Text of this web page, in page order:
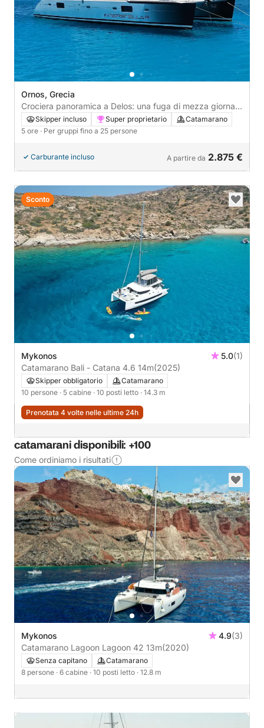
Ornos, Grecia
Crociera panoramica a Delos: una fuga di mezza giornata
tra storia e acque tranquille.
Skipper incluso Super proprietario
Catamarano
5 ore · Per gruppi fino a 25 persone
Carburante incluso A partire da 2.875 €
Mykonos 5.0(1)
Catamarano Bali - Catana 4.6 14m(2025)
Skipper obbligatorio
Catamarano
10 persone · 5 cabine · 10 posti letto · 14.3 m
Prenotata 4 volte nelle ultime 24h
Sconto
catamarani disponibili: +100
Come ordiniamo i risultati
Mykonos 4.9(3)
Catamarano Lagoon Lagoon 42 13m(2020)
Senza capitano
Catamarano
8 persone · 6 cabine · 10 posti letto · 12.8 m